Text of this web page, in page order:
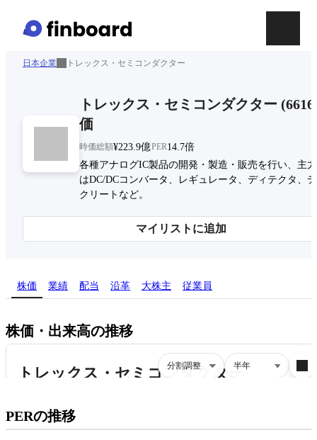
日本企業 トレックス・セミコンダクター
トレックス・セミコンダクター (6616
価
時価総額¥223.9億PER14.7倍
各種アナログIC製品の開発・製造・販売を行い、主
はDC/DCコンバータ、レギュレータ、ディテクタ、
クリートなど。
マイリストに追加
株価 業績 配当 沿革 大株主 従業員
株価・出来高の推移
PERの推移プレミアム会員にご登録いただくと、
PERの推移にアクセスできます。